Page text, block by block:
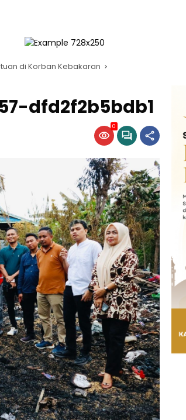
di Korban Kebakaran
dfd2f2b5bdb1
0